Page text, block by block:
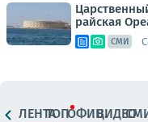
райская
СМИ
ЛЕНТАТОПОФИЦ.ВИДЕО